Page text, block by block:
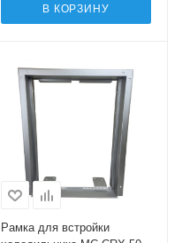
В КОРЗИНУ
Рамка для встройки